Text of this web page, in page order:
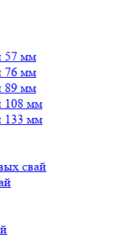
57 мм
76 мм
89 мм
108 мм
133 мм
свай